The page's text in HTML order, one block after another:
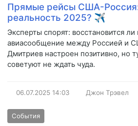
Прямые рейсы США-
реальность 2025? ✈️
Эксперты спорят: восстановится
авиасообщение между Россией и
Дмитриев настроен позитивно, но
советуют не ждать чуда.
06.07.2025 14:03 Джон Трэвел
События